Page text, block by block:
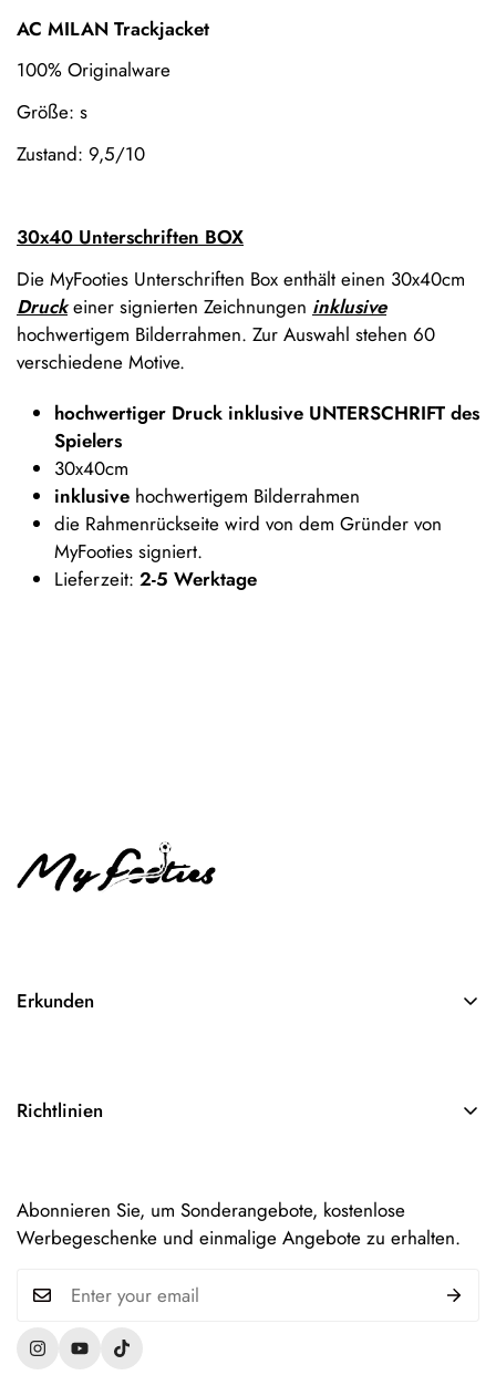
AC MILAN Trackjacket
100% Originalware
Größe: s
Zustand: 9,5/10
30x40 Unterschriften BOX
Die MyFooties Unterschriften Box enthält einen 30x40cm
Druckeiner signierten Zeichnungen inklusive
hochwertigem Bilderrahmen. Zur Auswahl stehen 60
verschiedene Motive.
hochwertiger Druck inklusive UNTERSCHRIFT des
Spielers
30x40cm
inklusive hochwertigem Bilderrahmen
die Rahmenrückseite wird von dem Gründer von
MyFooties signiert.
Lieferzeit: 2-5 Werktage
Erkunden
Kontakt
Richtlinien
Datenschutzerklärung
Widerruf & Rückgabe
Abonnieren Sie, um Sonderangebote, kostenlose
Werbegeschenke und einmalige Angebote zu erhalten.
Confirm your age
Are you 18 years old or older?
No, I'm not